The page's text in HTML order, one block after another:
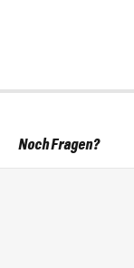
Noch Fragen?